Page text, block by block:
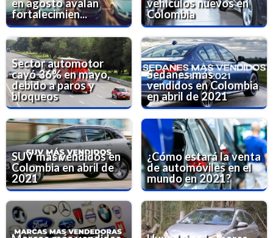
en agosto avalan
fortalecimien...
vehículos nuevos en
Colombia
Sector automotor
cayó 36% en mayo,
debido a paros y
bloqueos
Sedanes más
vendidos en Colombia
en abril de 2021
SUV más vendidos en
Colombia en abril de
2021
¿Cómo estará la venta
de automóviles en el
mundo en 2021?